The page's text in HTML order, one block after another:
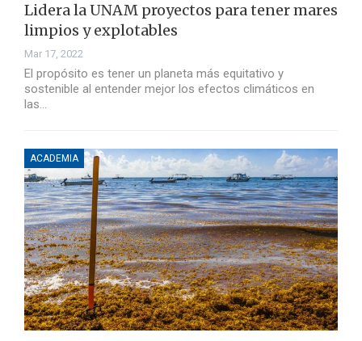
Lidera la UNAM proyectos para tener mares
limpios y explotables
Mar 17, 2022
El propósito es tener un planeta más equitativo y
sostenible al entender mejor los efectos climáticos en
las…
ACADEMIA